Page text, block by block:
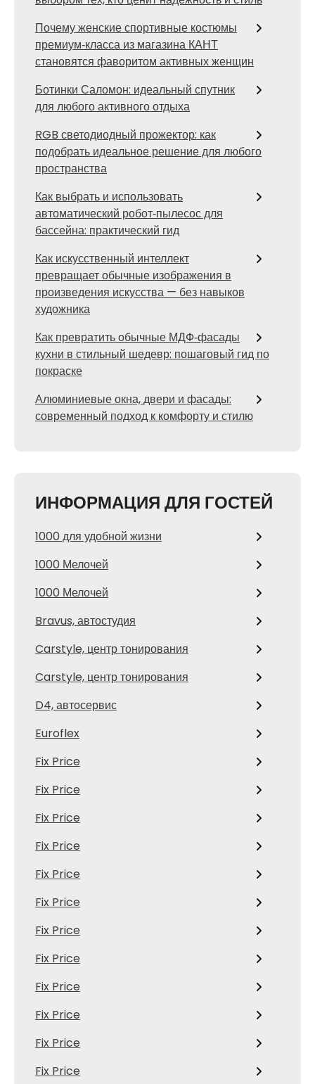
Почему женские спортивные костюмы
премиум‑класса из магазина КАНТ
становятся фаворитом активных женщин
Ботинки Саломон: идеальный спутник
для любого активного отдыха
RGB светодиодный прожектор: как
подобрать идеальное решение для любого
пространства
Как выбрать и использовать
автоматический робот‑пылесос для
бассейна: практический гид
Как искусственный интеллект
превращает обычные изображения в
произведения искусства — без навыков
художника
Как превратить обычные МДФ‑фасады
кухни в стильный шедевр: пошаговый гид по
покраске
Алюминиевые окна, двери и фасады:
современный подход к комфорту и стилю
ИНФОРМАЦИЯ ДЛЯ ГОСТЕЙ
1000 для удобной жизни
1000 Мелочей
1000 Мелочей
Bravus, автостудия
Carstyle, центр тонирования
Carstyle, центр тонирования
D4, автосервис
Euroflex
Fix Price
Fix Price
Fix Price
Fix Price
Fix Price
Fix Price
Fix Price
Fix Price
Fix Price
Fix Price
Fix Price
Fix Price